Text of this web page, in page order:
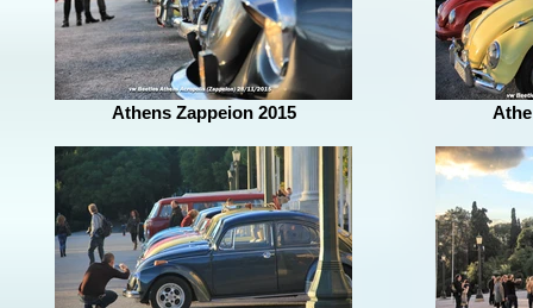
Athens Zappeion 2015